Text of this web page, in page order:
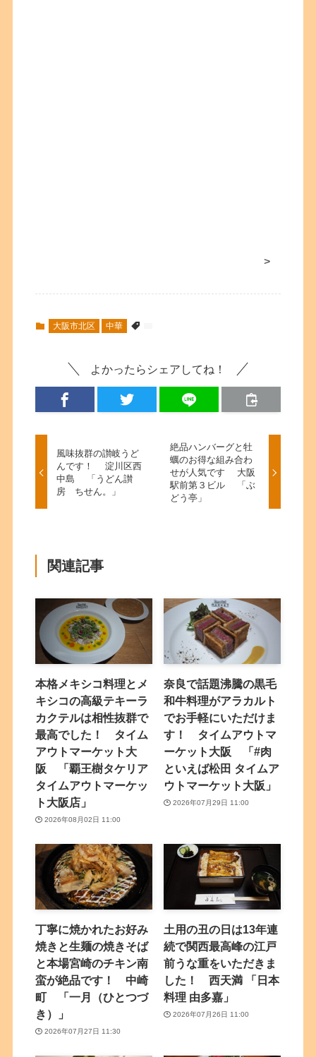
>
大阪市北区 中華
よかったらシェアしてね！
風味抜群の讃岐うど
んです！ 淀川区西
中島 「うどん讃
房 ちせん。」
絶品ハンバーグと牡
蠣のお得な組み合わ
せが人気です 大阪
駅前第３ビル 「ぶ
どう亭」
関連記事
本格メキシコ料理とメ
キシコの高級テキーラ
カクテルは相性抜群で
最高でした！ タイム
アウトマーケット大
阪 「覇王樹タケリア
タイムアウトマーケッ
ト大阪店」
2026年08月02日 11:00
奈良で話題沸騰の黒毛
和牛料理がアラカルト
でお手軽にいただけま
す！ タイムアウトマ
ーケット大阪 「#肉
といえば松田 タイムア
ウトマーケット大阪」
2026年07月29日 11:00
丁寧に焼かれたお好み
焼きと生麺の焼きそば
と本場宮崎のチキン南
蛮が絶品です！ 中崎
町 「一月（ひとつづ
き）」
2026年07月27日 11:30
土用の丑の日は13年連
続で関西最高峰の江戸
前うな重をいただきま
した！ 西天満 「日本
料理 由多嘉」
2026年07月26日 11:00